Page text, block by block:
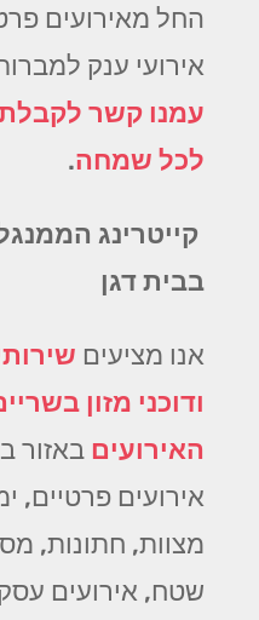
החל מאירועים
אירועי ענק
עמנו קשר
לכל שמחה.
קייטרינג
בבית דגן
אנו מציעים
ודוכני מזון
האירועים באזור
אירועים פרטיים,
מצוות, חתונות,
שטח, אירועים